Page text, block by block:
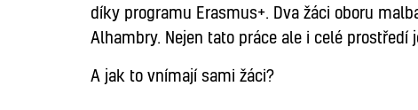
díky programu Erasmus+. Dva žáci oboru
Alhambry. Nejen tato práce ale i celé
A jak to vnímají sami žáci?